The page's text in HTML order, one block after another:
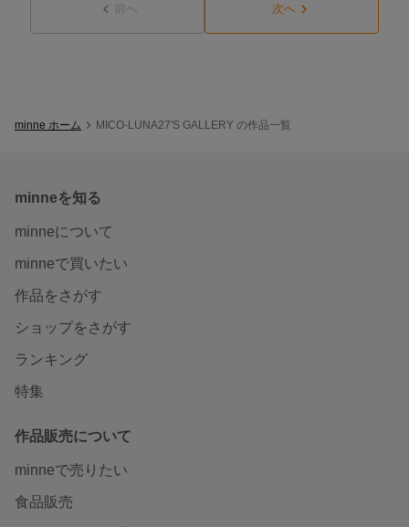
前へ 次へ
minne ホーム MICO-LUNA27'S GALLERY の作品一覧
minneを知る
minneについて
minneで買いたい
作品をさがす
ショップをさがす
ランキング
特集
作品販売について
minneで売りたい
食品販売